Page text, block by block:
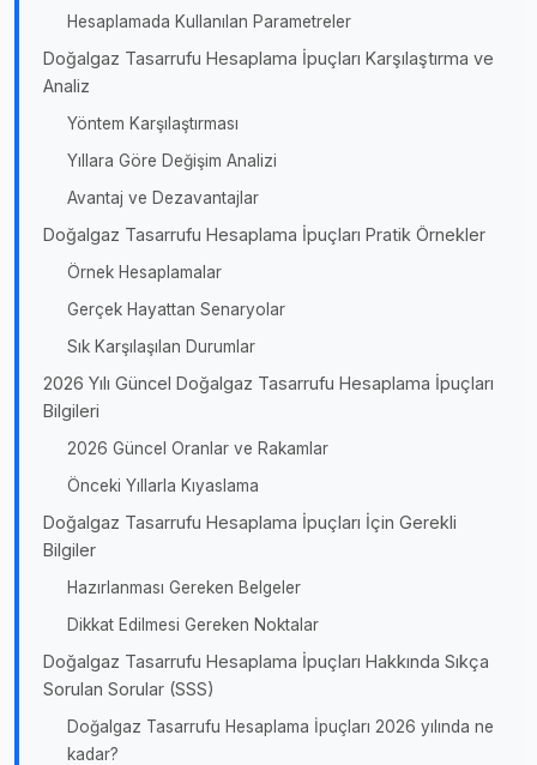
Hesaplamada Kullanılan Parametreler
Doğalgaz Tasarrufu Hesaplama İpuçları Karşılaştırma ve
Analiz
Yöntem Karşılaştırması
Yıllara Göre Değişim Analizi
Avantaj ve Dezavantajlar
Doğalgaz Tasarrufu Hesaplama İpuçları Pratik Örnekler
Örnek Hesaplamalar
Gerçek Hayattan Senaryolar
Sık Karşılaşılan Durumlar
2026 Yılı Güncel Doğalgaz Tasarrufu Hesaplama İpuçları
Bilgileri
2026 Güncel Oranlar ve Rakamlar
Önceki Yıllarla Kıyaslama
Doğalgaz Tasarrufu Hesaplama İpuçları İçin Gerekli
Bilgiler
Hazırlanması Gereken Belgeler
Dikkat Edilmesi Gereken Noktalar
Doğalgaz Tasarrufu Hesaplama İpuçları Hakkında Sıkça
Sorulan Sorular (SSS)
Doğalgaz Tasarrufu Hesaplama İpuçları 2026 yılında ne
kadar?